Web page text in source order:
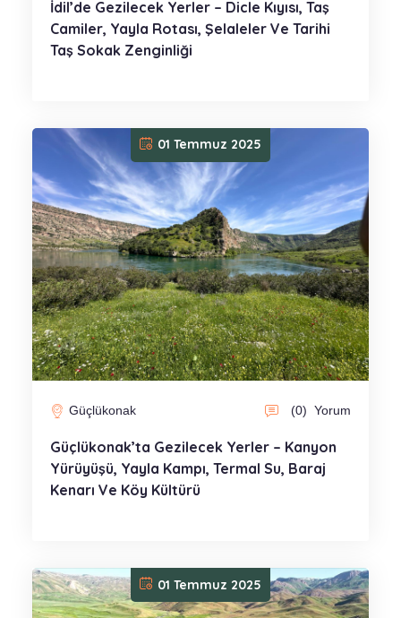
İdil’de Gezilecek Yerler – Dicle Kıyısı, Taş
Camiler, Yayla Rotası, Şelaleler Ve Tarihi
Taş Sokak Zenginliği
01 Temmuz 2025
Güçlükonak (0) Yorum
Güçlükonak’ta Gezilecek Yerler – Kanyon
Yürüyüşü, Yayla Kampı, Termal Su, Baraj
Kenarı Ve Köy Kültürü
01 Temmuz 2025